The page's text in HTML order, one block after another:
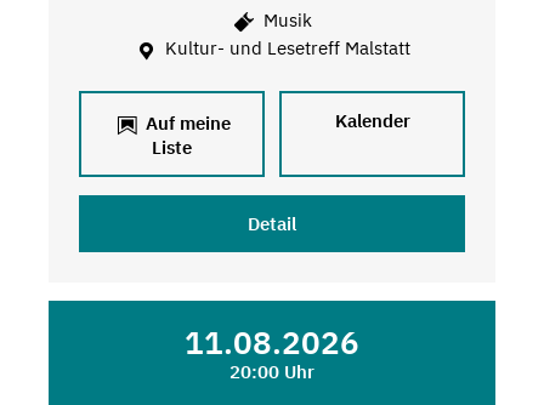
Musik
Kultur- und Lesetreff Malstatt
Auf meine
Liste
Kalender
Detail
11.08.2026
20:00 Uhr